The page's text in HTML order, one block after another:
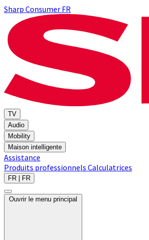
Sharp Consumer FR
TV
Audio
Mobility
Maison intelligente
Assistance
Produits professionnels Calculatrices
FR | FR
Ouvrir le menu principal